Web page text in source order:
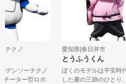
ーテクノ
のデンソーテクノ
「チーター型ロボ
愛知県|春日井市
とうふうくん
ぼくのモデルは平安
した書の三跡のひと